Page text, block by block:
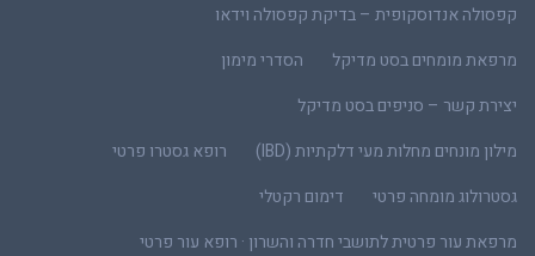
קפסולה אנדוסקופית – בדיקת קפסולה וידאו
מרפאת מומחים בסט מדיקל
הסדרי מימון
יצירת קשר – סניפים בסט מדיקל
מילון מונחים מחלות מעי דלקתיות (IBD)
רופא גסטרו פרטי
גסטרולוג מומחה פרטי
דימום רקטלי
מרפאת עור פרטית לתושבי חדרה והשרון · רופא עור פרטי